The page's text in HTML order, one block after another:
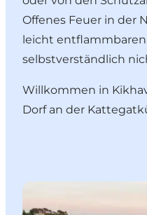
Offenes Feuer in der
leicht
selbstverständlich
Willkommen in
Dorf an der
Knud Rasmussens